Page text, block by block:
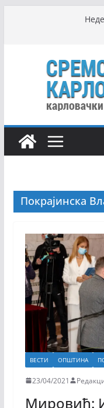
Покрајинска
ВЕСТИ ОПШТИНА
23/04/2021
Мировић: